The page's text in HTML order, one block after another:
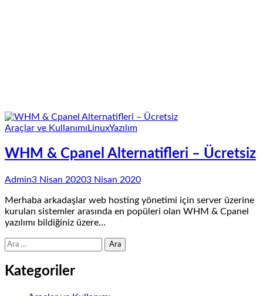
Araçlar ve Kullanımı LinuxYazılım
WHM & Cpanel Alternatifleri – Ücretsiz
Admin3 Nisan 20203 Nisan 2020
Merhaba arkadaşlar web hosting yönetimi için server üzerine
kurulan sistemler arasında en popüleri olan WHM & Cpanel
yazılımı bildiğiniz üzere…
Arama:
Kategoriler